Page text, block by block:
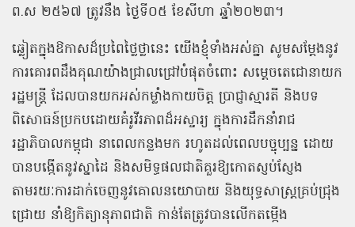
ព.ស ២៥៦៧ ត្រូវនឹង ថ្ងៃទី០៥ ខែសីហា ឆ្នាំ២០២៣។
ឆ្លៀតក្នុងឱកាសដ៏ប្រពៃថ្លៃថ្លានេះ យើងខ្ញុំទាំងអស់គ្នា សូមសម្ដែងនូវ
ការគោរពដឹងគុណយ៉ាងជ្រាលជ្រៅបំផុតចំពោះ សម្តេចតេជោនាយក
រដ្ឋមន្ត្រី ដែលបានយកអស់កម្លាំងកាយចិត្ត ប្រាជ្ញាស្មារតី និងបទ
ពិសោធន៍ប្រកបដោយគំរូវីរភាពដ៏អស្ចារ្យ ក្នុងការដឹកនាំរាជ
រដ្ឋាភិបាលកម្ពុជា នាពេលកន្លងមក រហូតដល់ពេលបច្ចុប្បន្ន ដោយ
បានបង្កើតនូវស្នាដៃ និងសមិទ្ធផលជាតិគួរឱ្យកោតស្ញប់ស្ញែង
តាមរយៈការដាក់ចេញនូវគោលនយោបាយ និងយុទ្ធសាស្ត្រគ្រប់ជ្រុង
ជ្រោយ នាំឱ្យកិត្យានុភាពជាតិ កាន់តែត្រូវបានលើកតម្កើង